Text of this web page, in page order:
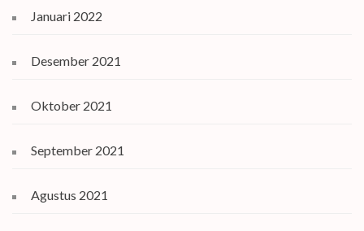
Januari 2022
Desember 2021
Oktober 2021
September 2021
Agustus 2021